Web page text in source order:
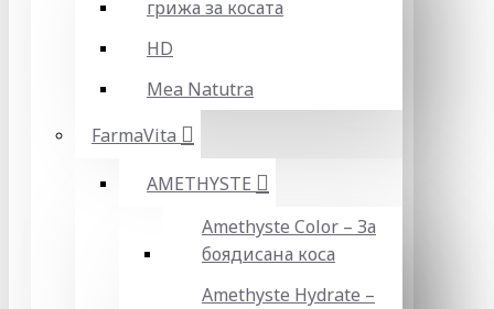
грижа за косата
HD
Mea Natutra
FarmaVita
AMETHYSTE
Amethyste Color – За
боядисана коса
Amethyste Hydrate –